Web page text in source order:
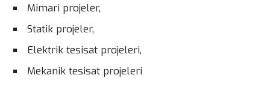
Mimari projeler,
Statik projeler,
Elektrik tesisat projeleri,
Mekanik tesisat projeleri